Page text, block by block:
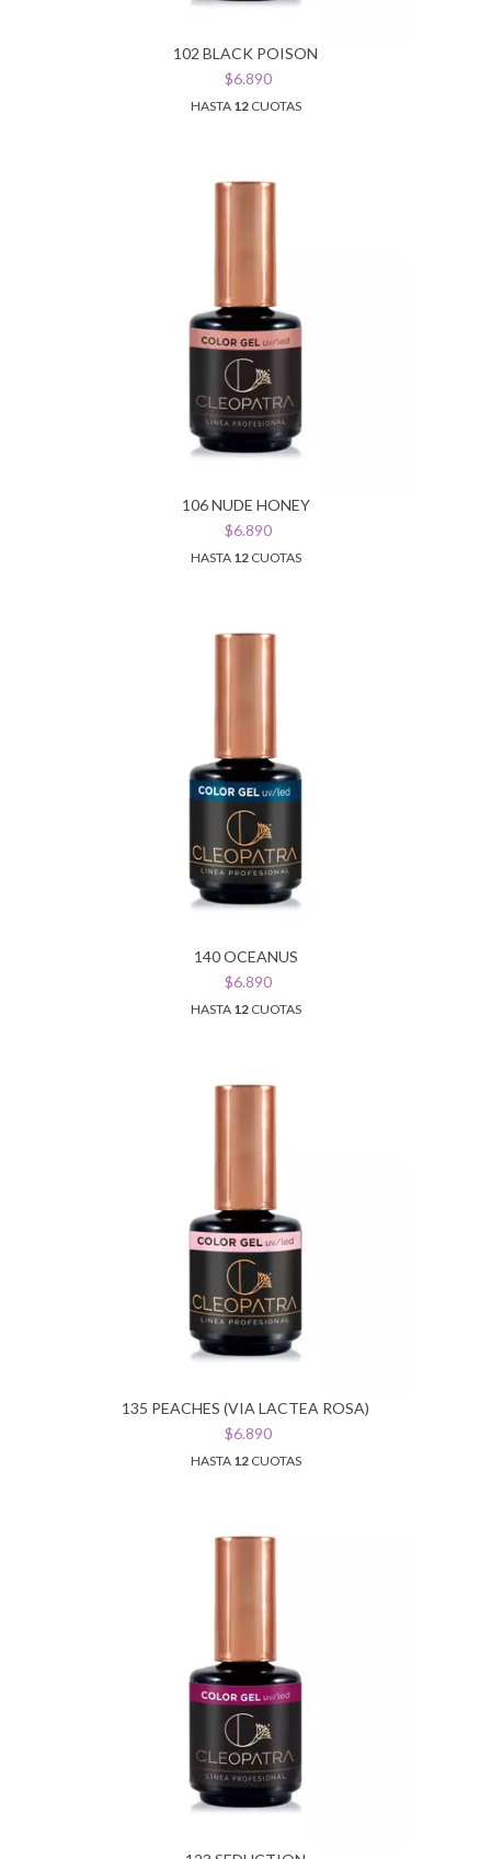
102 BLACK POISON
$6.890
HASTA 12CUOTAS
106 NUDE HONEY
$6.890
HASTA 12CUOTAS
140 OCEANUS
$6.890
HASTA 12CUOTAS
135 PEACHES (VIA LACTEA ROSA)
$6.890
HASTA 12CUOTAS